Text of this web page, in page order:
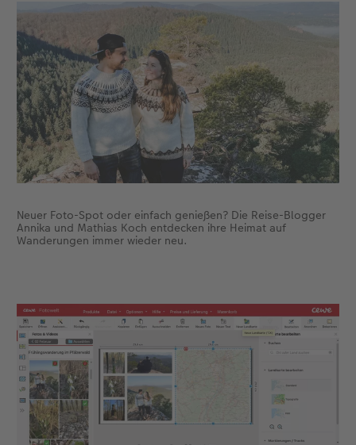
Neuer Foto-Spot oder einfach genießen? Die Reise-Blogger
Annika und Mathias Koch entdecken ihre Heimat auf
Wanderungen immer wieder neu.